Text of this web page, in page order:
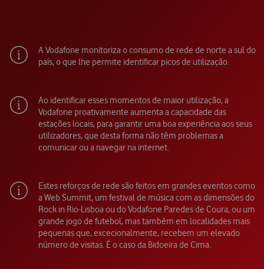
A Vodafone monitoriza o consumo de rede de norte a sul do
país, o que lhe permite identificar picos de utilização.
Ao identificar esses momentos de maior utilização, a
Vodafone proativamente aumenta a capacidade das
estações locais, para garantir uma boa experiência aos seus
utilizadores, que desta forma não têm problemas a
comunicar ou a navegar na internet.
Estes reforços de rede são feitos em grandes eventos como
a Web Summit, um festival de música com as dimensões do
Rock in Rio-Lisboa ou do Vodafone Paredes de Coura, ou um
grande jogo de futebol, mas também em localidades mais
pequenas que, excecionalmente, recebem um elevado
número de visitas. É o caso da Bidoeira de Cima.